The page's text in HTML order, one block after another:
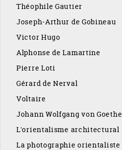
Théophile Gautier
Joseph-Arthur de Gobineau
Victor Hugo
Alphonse de Lamartine
Pierre Loti
Gérard de Nerval
Voltaire
Johann Wolfgang von Goethe
L'orientalisme architectural
La photographie orientaliste